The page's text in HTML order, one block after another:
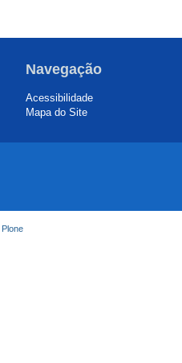
Navegação
Acessibilidade
Mapa do Site
Plone